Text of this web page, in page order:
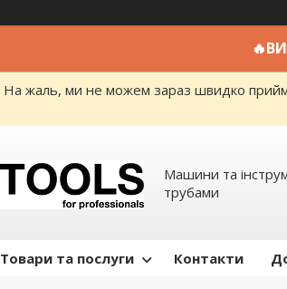
На жаль, ми не можем зараз швидко
Машини та
трубами
Товари та послуги Контакти